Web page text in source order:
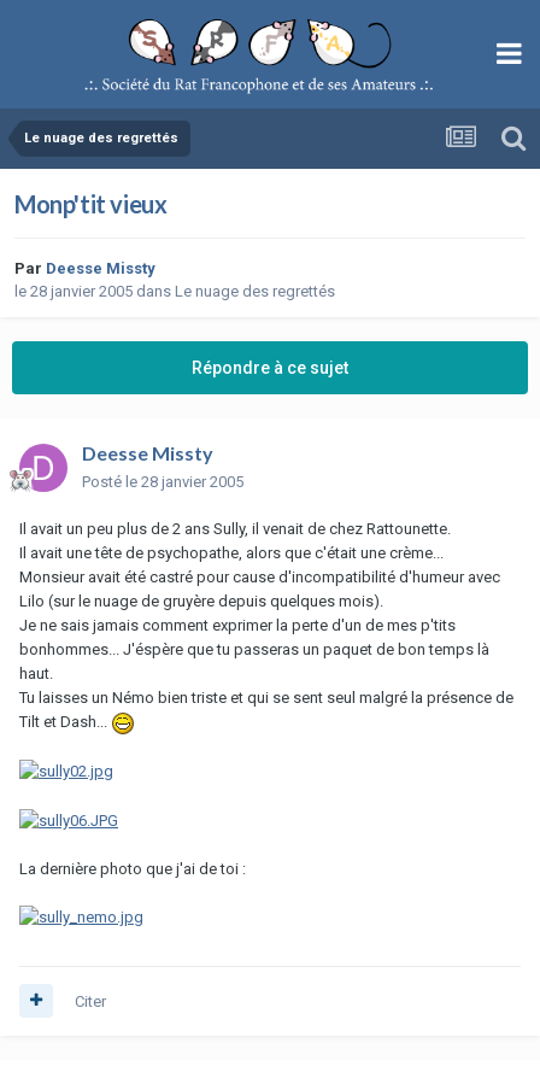
Le nuage des regrettés
Monp'tit vieux
Par Deesse Missty
le 28 janvier 2005 dans Le nuage des regrettés
Répondre à ce sujet
Deesse Missty
Posté le 28 janvier 2005
Il avait un peu plus de 2 ans Sully, il venait de chez Rattounette.
Il avait une tête de psychopathe, alors que c'était une crème...
Monsieur avait été castré pour cause d'incompatibilité d'humeur avec
Lilo (sur le nuage de gruyère depuis quelques mois).
Je ne sais jamais comment exprimer la perte d'un de mes p'tits
bonhommes... J'éspère que tu passeras un paquet de bon temps là
haut.
Tu laisses un Némo bien triste et qui se sent seul malgré la présence de
Tilt et Dash...
La dernière photo que j'ai de toi :
Citer